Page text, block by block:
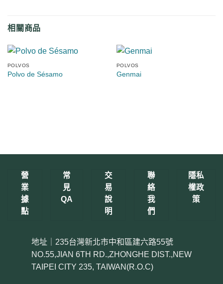
相關商品
POLVOS
Polvo de Sésamo
POLVOS
Genmai
營
業
據
點
常
見
QA
交
易
說
明
聯
絡
我
們
隱私
權政
策
地址｜235台灣新北市中和區建六路55號
NO.55,JIAN 6TH RD.,ZHONGHE DIST.,NEW
TAIPEI CITY 235, TAIWAN(R.O.C)